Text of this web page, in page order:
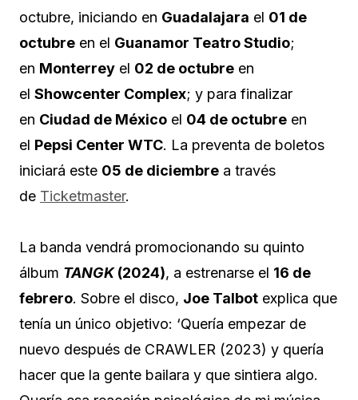
octubre, iniciando en Guadalajara el 01 de
octubre en el Guanamor Teatro Studio;
en Monterrey el 02 de octubre en
el Showcenter Complex; y para finalizar
en Ciudad de México el 04 de octubre en
el Pepsi Center WTC. La preventa de boletos
iniciará este 05 de diciembre a través
de Ticketmaster.
La banda vendrá promocionando su quinto
álbum TANGK(2024), a estrenarse el 16 de
febrero. Sobre el disco, Joe Talbot explica que
tenía un único objetivo: ‘Quería empezar de
nuevo después de CRAWLER (2023) y quería
hacer que la gente bailara y que sintiera algo.